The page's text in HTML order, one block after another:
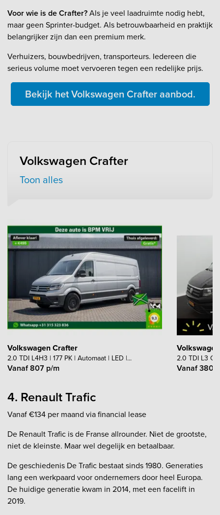
Voor wie is de Crafter?Als je veel laadruimte nodig hebt,
maar geen Sprinter-budget. Als betrouwbaarheid en praktijk
belangrijker zijn dan een premium merk.
Verhuizers, bouwbedrijven, transporteurs. Iedereen die
serieus volume moet vervoeren tegen een redelijke prijs.
Bekijk het Volkswagen Crafter aanbod.
Volkswagen Crafter
Toon alles
Volkswagen Crafter
2.0 TDI L4H3 | 177 PK | Automaat | LED |...
Vanaf 807 p/m
2.0 TDI L3
Vanaf 380
4. Renault Trafic
Vanaf €134 per maand via financial lease
De Renault Trafic is de Franse allrounder. Niet de grootste,
niet de kleinste. Maar wel degelijk en betaalbaar.
De geschiedenis De Trafic bestaat sinds 1980. Generaties
lang een werkpaard voor ondernemers door heel Europa.
De huidige generatie kwam in 2014, met een facelift in
2019.